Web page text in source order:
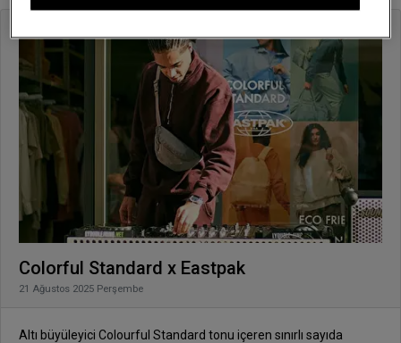
Colorful Standard x Eastpak
21 Ağustos 2025 Perşembe
Altı büyüleyici Colourful Standard tonu içeren sınırlı sayıda